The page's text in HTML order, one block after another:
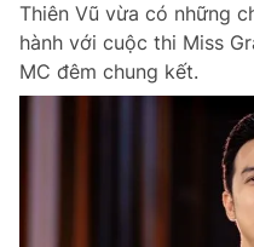
Chuyên mục khác
Tin đã lưu
Tin đã xem
Thiên Vũ vừa có những
hành với cuộc thi Miss
MC đêm chung kết.